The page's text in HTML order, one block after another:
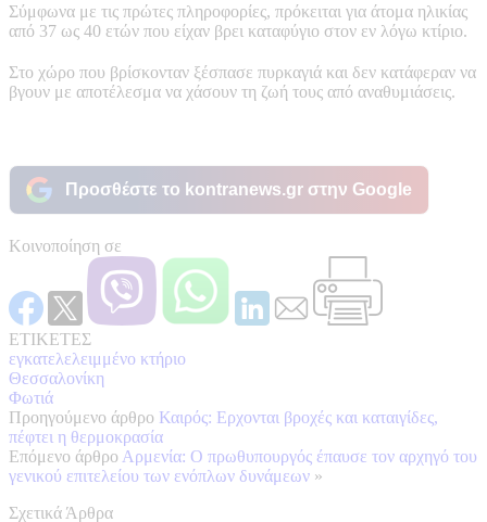
Σύμφωνα με τις πρώτες πληροφορίες, πρόκειται για άτομα ηλικίας
από 37 ως 40 ετών που είχαν βρει καταφύγιο στον εν λόγω κτίριο.
Στο χώρο που βρίσκονταν ξέσπασε πυρκαγιά και δεν κατάφεραν να
βγουν με αποτέλεσμα να χάσουν τη ζωή τους από αναθυμιάσεις.
Προσθέστε το kontranews.gr στην Google
Κοινοποίηση σε
ΕΤΙΚΕΤΕΣ
εγκατελελειμμένο κτήριο
Θεσσαλονίκη
Φωτιά
Προηγούμενο άρθρο Καιρός: Ερχονται βροχές και καταιγίδες,
πέφτει η θερμοκρασία
Επόμενο άρθρο Αρμενία: Ο πρωθυπουργός έπαυσε τον αρχηγό του
γενικού επιτελείου των ενόπλων δυνάμεων »
Σχετικά Άρθρα